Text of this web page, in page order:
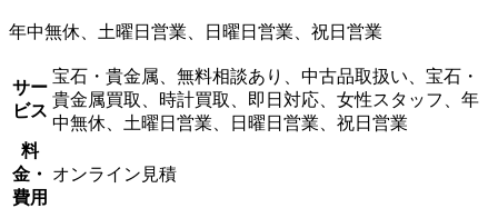
年中無休、土曜日営業、日曜日営業、祝日営業
サー
ビス
宝石・貴金属、無料相談あり、中古品取扱い、宝石・
貴金属買取、時計買取、即日対応、女性スタッフ、年
中無休、土曜日営業、日曜日営業、祝日営業
料
金・
費用
オンライン見積